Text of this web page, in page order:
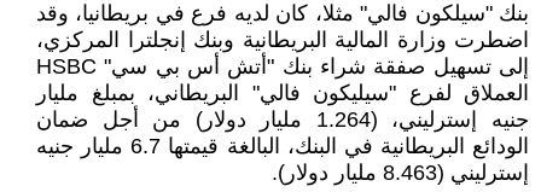
بنك "سيلكون فالي" مثلا، كان لديه فرع في بريطانيا، وقد
اضطرت وزارة المالية البريطانية وبنك إنجلترا المركزي،
إلى تسهيل صفقة شراء بنك "أتش أس بي سي" HSBC
العملاق لفرع "سيليكون فالي" البريطاني، بمبلغ مليار
جنيه إسترليني، (1.264 مليار دولار) من أجل ضمان
الودائع البريطانية في البنك، البالغة قيمتها 6.7 مليار جنيه
إسترليني (8.463 مليار دولار).